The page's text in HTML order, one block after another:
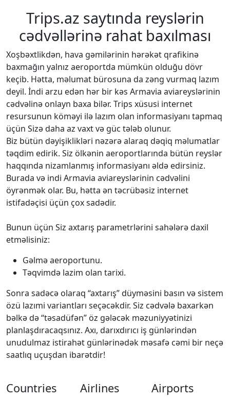
Trips.az saytında reyslərin
cədvəllərinə rahat baxılması
Xoşbəxtlikdən, hava gəmilərinin hərəkət qrafikinə
baxmağın yalnız aeroportda mümkün olduğu dövr
keçib. Hətta, məlumat bürosuna da zəng vurmaq lazım
deyil. İndi arzu edən hər bir kəs Armavia aviareyslərinin
cədvəlinə onlayn baxa bilər. Trips xüsusi internet
resursunun köməyi ilə lazım olan informasiyanı tapmaq
üçün Sizə daha az vaxt və güc tələb olunur.
Biz bütün dəyişiklikləri nəzərə alaraq dəqiq məlumatlar
təqdim edirik. Siz ölkənin aeroportlarında bütün reyslər
haqqında nizamlanmış informasiyanı əldə edirsiniz.
Burada və indi Armavia aviareyslərinin cədvəlini
öyrənmək olar. Bu, hətta ən təcrübəsiz internet
istifadəçisi üçün çox sadədir.
Bunun üçün Siz axtarış parametrlərini sahələrə daxil
etməlisiniz:
Gəlmə aeroportunu.
Təqvimdə lazim olan tarixi.
Sonra sadəcə olaraq “axtarış” düyməsini basın və sistem
özü lazımi variantları seçəcəkdir. Siz cədvələ baxarkən
bəlkə də “təsadüfən” öz gələcək məzuniyyətinizi
planlaşdıracaqsınız. Axı, darıxdırıcı iş günlərindən
unudulmaz istirahət günlərinədək məsafə cəmi bir neçə
saatlıq uçuşdan ibarətdir!
Countries Airlines Airports